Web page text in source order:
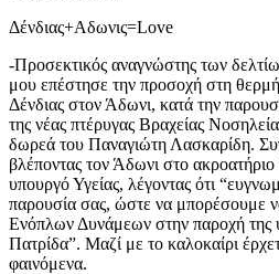
Δένδιας+Αδωνις=Love
-Προσεκτικός αναγνώστης των
μου επέστησε την προσοχή στη
Δένδιας στον Άδωνι, κατά την
της νέας πτέρυγας Βραχείας
δωρεά του Παναγιώτη Λασκαρίδη.
βλέποντας τον Άδωνι στο
υπουργό Υγείας, λέγοντας ότι
παρουσία σας, ώστε να μπορέσουμε
Ενόπλων Δυνάμεων στην παροχή της
Πατρίδα”. Μαζί με το καλοκαίρι
φαινόμενα.